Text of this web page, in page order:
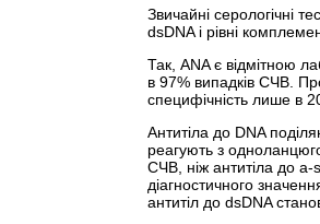
Звичайні серологічні
dsDNA і рівні
Так, ANA є відмітною
в 97% випадків СЧВ.
специфічність лише в
Антитіла до DNA
реагують з
СЧВ, ніж антитіла до а-
діагностичного
антитіл до dsDNA